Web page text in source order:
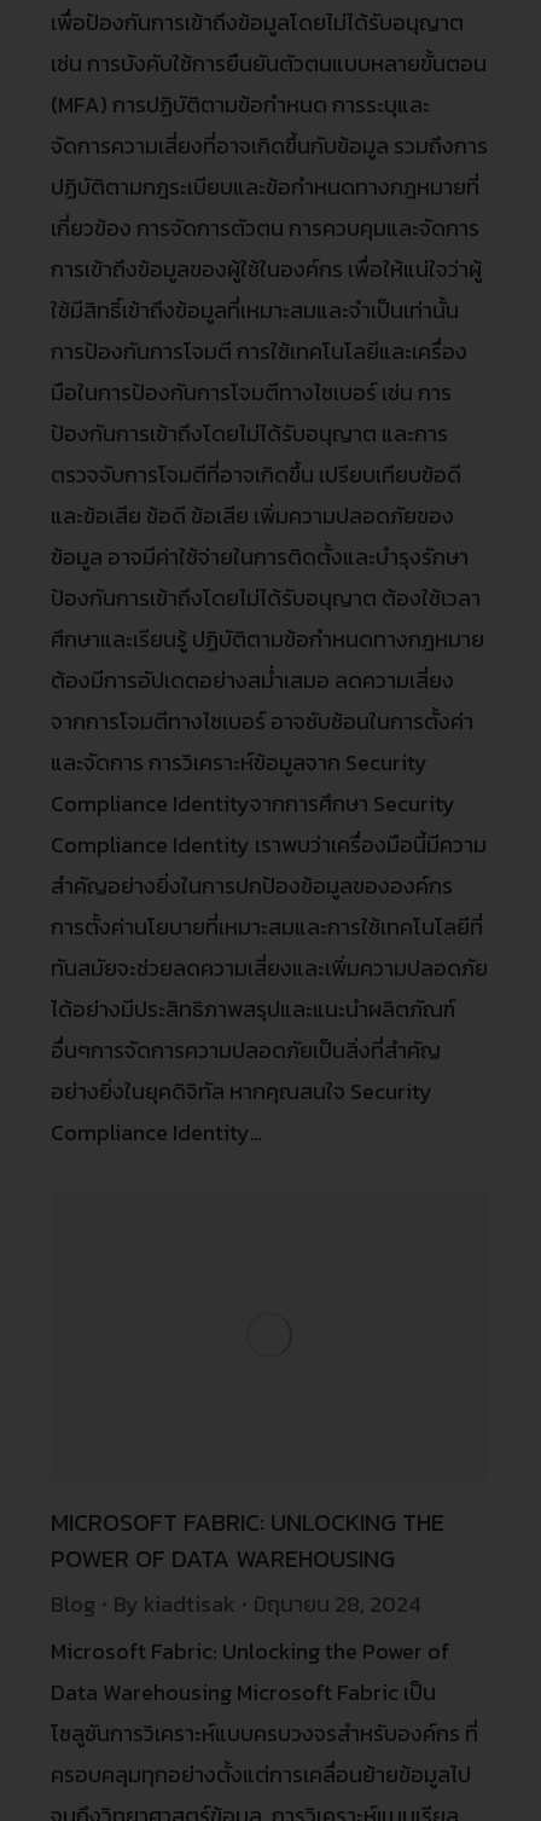
เพื่อป้องกันการเข้าถึงข้อมูลโดยไม่ได้รับอนุญาต
เช่น การบังคับใช้การยืนยันตัวตนแบบหลายขั้นตอน
(MFA) การปฏิบัติตามข้อกำหนด การระบุและ
จัดการความเสี่ยงที่อาจเกิดขึ้นกับข้อมูล รวมถึงการ
ปฏิบัติตามกฎระเบียบและข้อกำหนดทางกฎหมายที่
เกี่ยวข้อง การจัดการตัวตน การควบคุมและจัดการ
การเข้าถึงข้อมูลของผู้ใช้ในองค์กร เพื่อให้แน่ใจว่าผู้
ใช้มีสิทธิ์เข้าถึงข้อมูลที่เหมาะสมและจำเป็นเท่านั้น
การป้องกันการโจมตี การใช้เทคโนโลยีและเครื่อง
มือในการป้องกันการโจมตีทางไซเบอร์ เช่น การ
ป้องกันการเข้าถึงโดยไม่ได้รับอนุญาต และการ
ตรวจจับการโจมตีที่อาจเกิดขึ้น เปรียบเทียบข้อดี
และข้อเสีย ข้อดี ข้อเสีย เพิ่มความปลอดภัยของ
ข้อมูล อาจมีค่าใช้จ่ายในการติดตั้งและบำรุงรักษา
ป้องกันการเข้าถึงโดยไม่ได้รับอนุญาต ต้องใช้เวลา
ศึกษาและเรียนรู้ ปฏิบัติตามข้อกำหนดทางกฎหมาย
ต้องมีการอัปเดตอย่างสม่ำเสมอ ลดความเสี่ยง
จากการโจมตีทางไซเบอร์ อาจซับซ้อนในการตั้งค่า
และจัดการ การวิเคราะห์ข้อมูลจาก Security
Compliance Identityจากการศึกษา Security
Compliance Identity เราพบว่าเครื่องมือนี้มีความ
สำคัญอย่างยิ่งในการปกป้องข้อมูลขององค์กร
การตั้งค่านโยบายที่เหมาะสมและการใช้เทคโนโลยีที่
ทันสมัยจะช่วยลดความเสี่ยงและเพิ่มความปลอดภัย
ได้อย่างมีประสิทธิภาพสรุปและแนะนำผลิตภัณฑ์
อื่นๆการจัดการความปลอดภัยเป็นสิ่งที่สำคัญ
อย่างยิ่งในยุคดิจิทัล หากคุณสนใจ Security
Compliance Identity…
MICROSOFT FABRIC: UNLOCKING THE
POWER OF DATA WAREHOUSING
Blog By kiadtisak
มิถุนายน 28, 2024
Microsoft Fabric: Unlocking the Power of
Data Warehousing Microsoft Fabric เป็น
โซลูชันการวิเคราะห์แบบครบวงจรสำหรับองค์กร ที่
ครอบคลุมทุกอย่างตั้งแต่การเคลื่อนย้ายข้อมูลไป